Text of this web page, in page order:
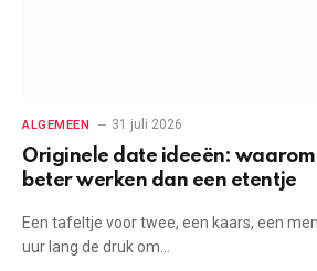
ALGEMEEN 31 juli 2026
Originele date ideeën:
beter werken dan een etentje
Een tafeltje voor twee, een kaars, een
uur lang de druk om…